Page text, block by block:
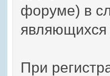
форуме) в
являющихся
При